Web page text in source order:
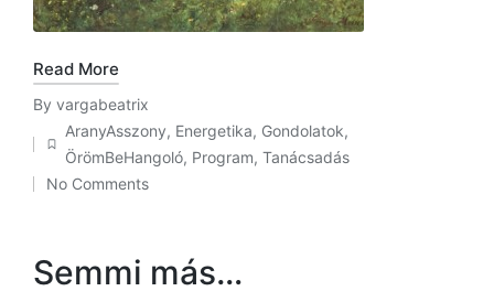
Read More
Posted
by
By vargabeatrix
Posted
in
AranyAsszony, Energetika, Gondolatok,
ÖrömBeHangoló, Program,Tanácsadás
No Comments
Semmi más…